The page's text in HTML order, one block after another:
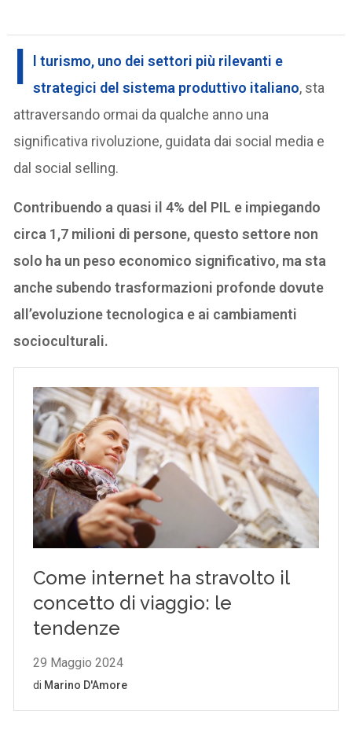
I
l turismo, uno dei settori più rilevanti e
strategici del sistema produttivo italiano, sta
attraversando ormai da qualche anno una
significativa rivoluzione, guidata dai social media e
dal social selling.
Contribuendo a quasi il 4% del PIL e impiegando
circa 1,7 milioni di persone, questo settore non
solo ha un peso economico significativo, ma sta
anche subendo trasformazioni profonde dovute
all’evoluzione tecnologica e ai cambiamenti
socioculturali.